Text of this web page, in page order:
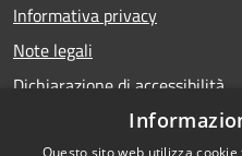
Informativa privacy
Note legali
Dichiarazione di accessibilità
Questo sito web utilizza